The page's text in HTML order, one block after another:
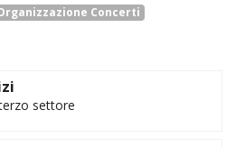
Concerti
settore